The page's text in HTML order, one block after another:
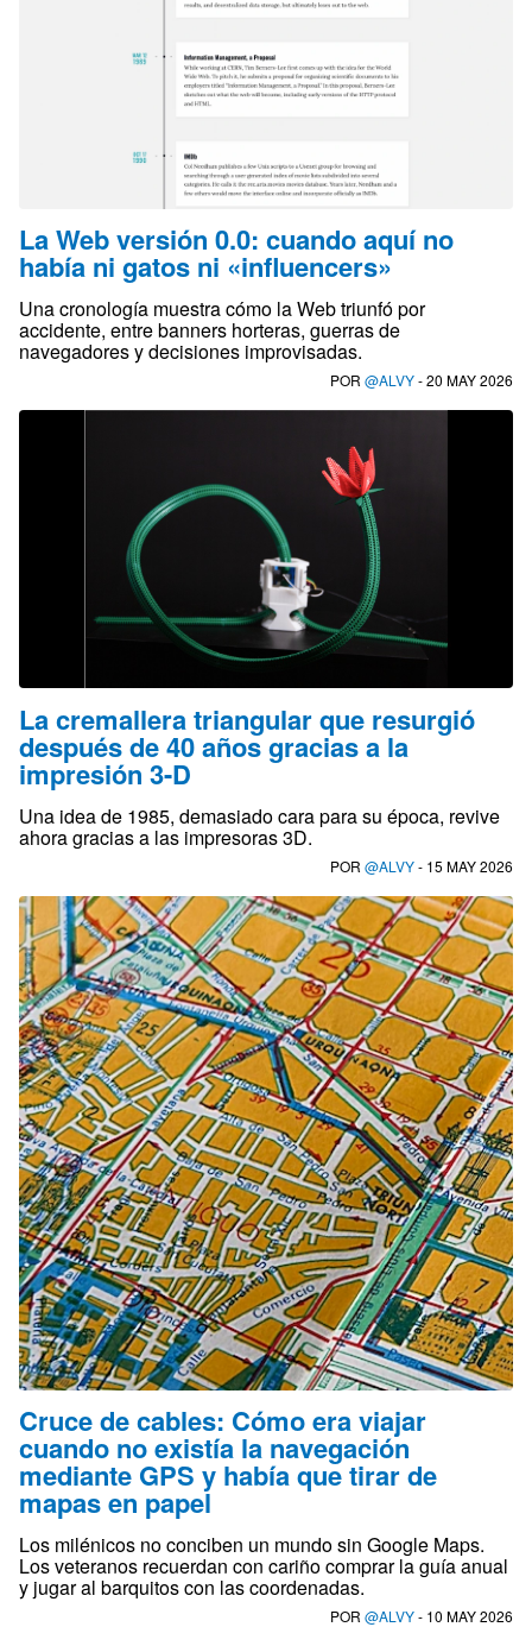
La Web versión 0.0: cuando aquí no
había ni gatos ni «influencers»
Una cronología muestra cómo la Web triunfó por
accidente, entre banners horteras, guerras de
navegadores y decisiones improvisadas.
POR @ALVY- 20 MAY 2026
La cremallera triangular que resurgió
después de 40 años gracias a la
impresión 3-D
Una idea de 1985, demasiado cara para su época, revive
ahora gracias a las impresoras 3D.
POR @ALVY- 15 MAY 2026
Cruce de cables: Cómo era viajar
cuando no existía la navegación
mediante GPS y había que tirar de
mapas en papel
Los milénicos no conciben un mundo sin Google Maps.
Los veteranos recuerdan con cariño comprar la guía anual
y jugar al barquitos con las coordenadas.
POR @ALVY- 10 MAY 2026